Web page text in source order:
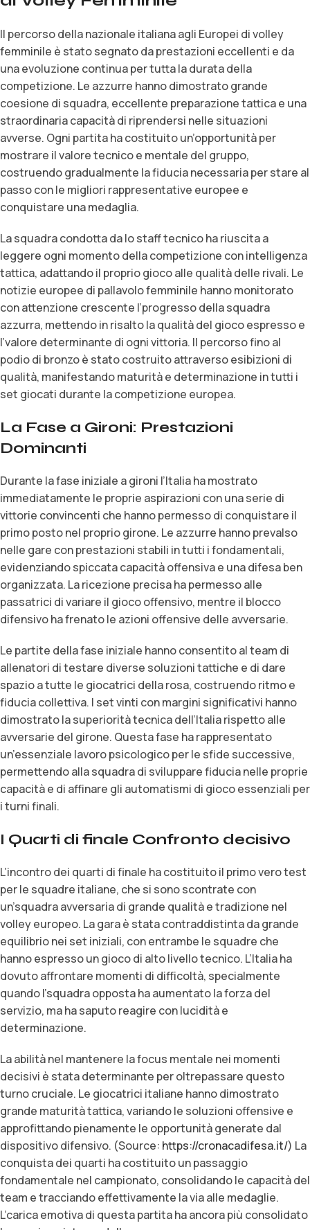
Il percorso della nazionale italiana agli Europei di volley
femminile è stato segnato da prestazioni eccellenti e da
una evoluzione continua per tutta la durata della
competizione. Le azzurre hanno dimostrato grande
coesione di squadra, eccellente preparazione tattica e una
straordinaria capacità di riprendersi nelle situazioni
avverse. Ogni partita ha costituito un’opportunità per
mostrare il valore tecnico e mentale del gruppo,
costruendo gradualmente la fiducia necessaria per stare al
passo con le migliori rappresentative europee e
conquistare una medaglia.
La squadra condotta da lo staff tecnico ha riuscita a
leggere ogni momento della competizione con intelligenza
tattica, adattando il proprio gioco alle qualità delle rivali. Le
notizie europee di pallavolo femminile hanno monitorato
con attenzione crescente l’progresso della squadra
azzurra, mettendo in risalto la qualità del gioco espresso e
l’valore determinante di ogni vittoria. Il percorso fino al
podio di bronzo è stato costruito attraverso esibizioni di
qualità, manifestando maturità e determinazione in tutti i
set giocati durante la competizione europea.
La Fase a Gironi: Prestazioni
Dominanti
Durante la fase iniziale a gironi l’Italia ha mostrato
immediatamente le proprie aspirazioni con una serie di
vittorie convincenti che hanno permesso di conquistare il
primo posto nel proprio girone. Le azzurre hanno prevalso
nelle gare con prestazioni stabili in tutti i fondamentali,
evidenziando spiccata capacità offensiva e una difesa ben
organizzata. La ricezione precisa ha permesso alle
passatrici di variare il gioco offensivo, mentre il blocco
difensivo ha frenato le azioni offensive delle avversarie.
Le partite della fase iniziale hanno consentito al team di
allenatori di testare diverse soluzioni tattiche e di dare
spazio a tutte le giocatrici della rosa, costruendo ritmo e
fiducia collettiva. I set vinti con margini significativi hanno
dimostrato la superiorità tecnica dell’Italia rispetto alle
avversarie del girone. Questa fase ha rappresentato
un’essenziale lavoro psicologico per le sfide successive,
permettendo alla squadra di sviluppare fiducia nelle proprie
capacità e di affinare gli automatismi di gioco essenziali per
i turni finali.
I Quarti di finale Confronto decisivo
L’incontro dei quarti di finale ha costituito il primo vero test
per le squadre italiane, che si sono scontrate con
un’squadra avversaria di grande qualità e tradizione nel
volley europeo. La gara è stata contraddistinta da grande
equilibrio nei set iniziali, con entrambe le squadre che
hanno espresso un gioco di alto livello tecnico. L’Italia ha
dovuto affrontare momenti di difficoltà, specialmente
quando l’squadra opposta ha aumentato la forza del
servizio, ma ha saputo reagire con lucidità e
determinazione.
La abilità nel mantenere la focus mentale nei momenti
decisivi è stata determinante per oltrepassare questo
turno cruciale. Le giocatrici italiane hanno dimostrato
grande maturità tattica, variando le soluzioni offensive e
approfittando pienamente le opportunità generate dal
dispositivo difensivo. (Source: https://cronacadifesa.it/) La
conquista dei quarti ha costituito un passaggio
fondamentale nel campionato, consolidando le capacità del
team e tracciando effettivamente la via alle medaglie.
L’carica emotiva di questa partita ha ancora più consolidato